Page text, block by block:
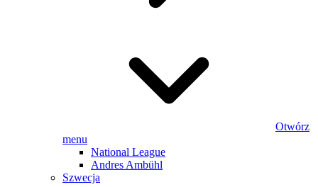
Otwórz
menu
National League
Andres Ambühl
Szwecja